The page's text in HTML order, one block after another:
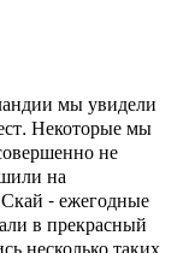
мы увидели
Некоторые мы
не
на
- ежегодные
в прекрасный